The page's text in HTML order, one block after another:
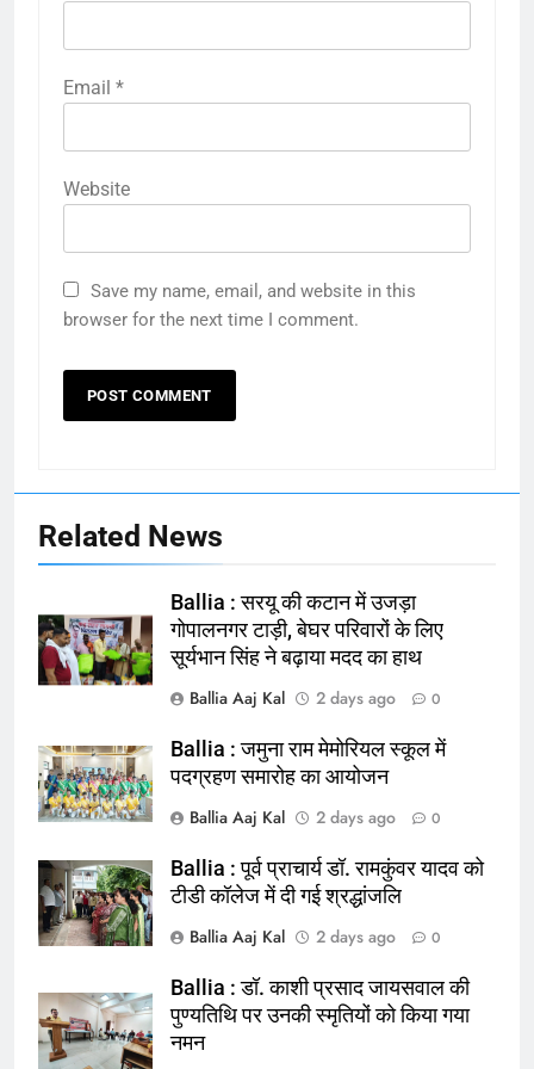
164
चिकित्सक, किया प्रदर्शन
NATIONAL बलिया
165
बलिया को मिलेगी नई ट्रेन की सौगात
NATIONAL बलिया
Email *
Website
Save my name, email, and website in this
browser for the next time I comment.
Related News
Ballia : सरयू की कटान में उजड़ा
गोपालनगर टाड़ी, बेघर परिवारों के लिए
सूर्यभान सिंह ने बढ़ाया मदद का हाथ
Ballia Aaj Kal
2 days ago 0
Ballia : जमुना राम मेमोरियल स्कूल में
पदग्रहण समारोह का आयोजन
Ballia Aaj Kal
2 days ago 0
Ballia : पूर्व प्राचार्य डॉ. रामकुंवर यादव को
टीडी कॉलेज में दी गई श्रद्धांजलि
Ballia Aaj Kal
2 days ago 0
Ballia : डॉ. काशी प्रसाद जायसवाल की
पुण्यतिथि पर उनकी स्मृतियों को किया गया
नमन